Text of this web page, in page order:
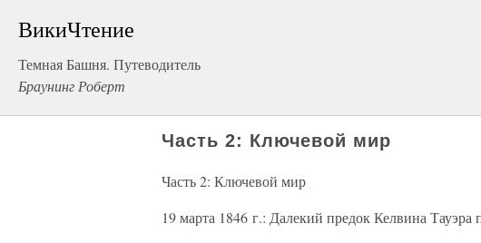
ВикиЧтение
Темная Башня. Путеводитель
Браунинг Роберт
Часть 2: Ключевой мир
Часть 2: Ключевой мир
19 марта 1846 г.: Далекий предок Келвина Тауэра